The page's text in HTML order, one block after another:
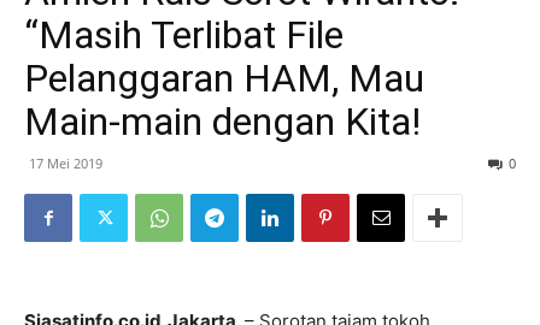
“Masih Terlibat File
Pelanggaran HAM, Mau
Main-main dengan Kita!
17 Mei 2019 0